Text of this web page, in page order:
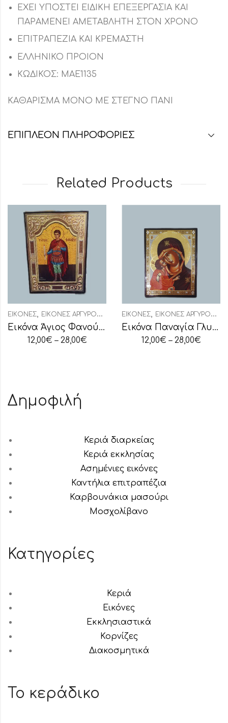
ΕΧΕΙ ΥΠΟΣΤΕΙ ΕΙΔΙΚΗ ΕΠΕΞΕΡΓΑΣΙΑ ΚΑΙ
ΠΑΡΑΜΕΝΕΙ ΑΜΕΤΑΒΛΗΤΗ ΣΤΟΝ ΧΡΟΝΟ
ΕΠΙΤΡΑΠΕΖΙΑ ΚΑΙ ΚΡΕΜΑΣΤΗ
ΕΛΛΗΝΙΚΟ ΠΡΟΙΟΝ
ΚΩΔΙΚΟΣ: ΜΑΕ1135
ΚΑΘΑΡΙΣΜΑ ΜΟΝΟ ΜΕ ΣΤΕΓΝΟ ΠΑΝΙ
ΕΠΙΠΛΈΟΝ ΠΛΗΡΟΦΟΡΊΕΣ
Related Products
ΕΙΚΌΝΕΣ, ΕΙΚΌΝΕΣ ΑΡΓΥΡΟΧΡΥΣΟΤΥΠΊΑ
Εικόνα Άγιος Φανούριος
12,00€ – 28,00€
ΕΙΚΌΝΕΣ, ΕΙΚΌΝΕΣ ΑΡΓΥΡΟΧΡΥΣΟΤΥΠΊΑ
Εικόνα Παναγία Γλυκοφιλούσα
12,00€ – 28,00€
Δημοφιλή
Κεριά διαρκείας
Κεριά εκκλησίας
Ασημένιες εικόνες
Καντήλια επιτραπέζια
Καρβουνάκια μασούρι
Μοσχολίβανο
Κατηγορίες
Κεριά
Εικόνες
Εκκλησιαστικά
Κορνίζες
Διακοσμητικά
Το κεράδικο